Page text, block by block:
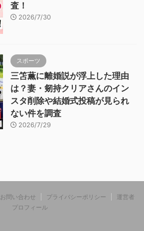
査！
2026/7/30
スポーツ
三笘薫に離婚説が浮上した理由
は？妻・剱持クリアさんのイン
スタ削除や結婚式投稿が見られ
ない件を調査
2026/7/29
お問い合わせ プライバシーポリシー
運営者
プロフィール